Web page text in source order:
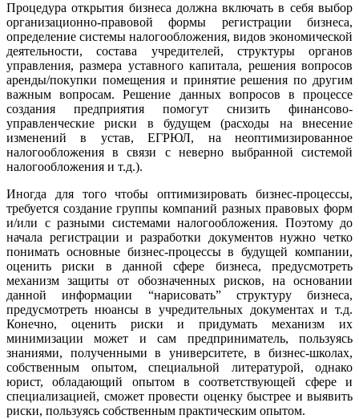
Процедура открытия бизнеса должна включать в себя выбор
организационно-правовой формы регистрации бизнеса,
определение системы налогообложения, видов экономической
деятельности, состава учредителей, структуры органов
управления, размера уставного капитала, решения вопросов
аренды/покупки помещения и принятие решения по другим
важным вопросам. Решение данных вопросов в процессе
создания предприятия помогут снизить финансово-
управленческие риски в будущем (расходы на внесение
изменений в устав, ЕГРЮЛ, на неоптимизированное
налогообложения в связи с неверно выбранной системой
налогообложения и т.д.).
Иногда для того чтобы оптимизировать бизнес-процессы,
требуется создание группы компаний разных правовых форм
и/или с разными системами налогообложения. Поэтому до
начала регистрации и разработки документов нужно четко
понимать основные бизнес-процессы в будущей компании,
оценить риски в данной сфере бизнеса, предусмотреть
механизм защиты от обозначенных рисков, на основании
данной информации “нарисовать” структуру бизнеса,
предусмотреть нюансы в учредительных документах и т.д.
Конечно, оценить риски и придумать механизм их
минимизации может и сам предприниматель, пользуясь
знаниями, полученными в университете, в бизнес-школах,
собственным опытом, специальной литературой, однако
юрист, обладающий опытом в соответствующей сфере и
специализацией, сможет провести оценку быстрее и выявить
риски, пользуясь собственным практическим опытом.